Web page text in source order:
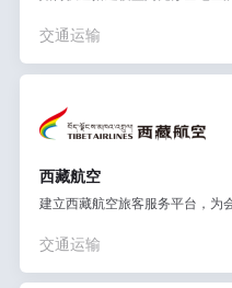
交通运输
西藏航空
建立西藏航空旅客服务平台，为
交通运输